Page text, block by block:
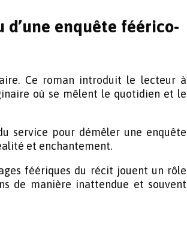
enquête féérico-
Ce roman introduit le lecteur à
où se mêlent le quotidien et le
service pour démêler une enquête
et enchantement.
féériques du récit jouent un rôle
de manière inattendue et souvent